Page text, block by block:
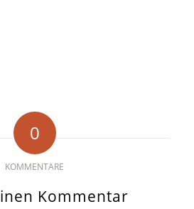
0
KOMMENTARE
Kommentar